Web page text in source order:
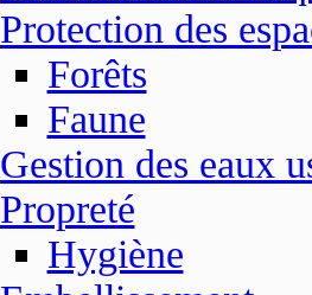
Protection des
Forêts
Faune
Gestion des eaux
Propreté
Hygiène